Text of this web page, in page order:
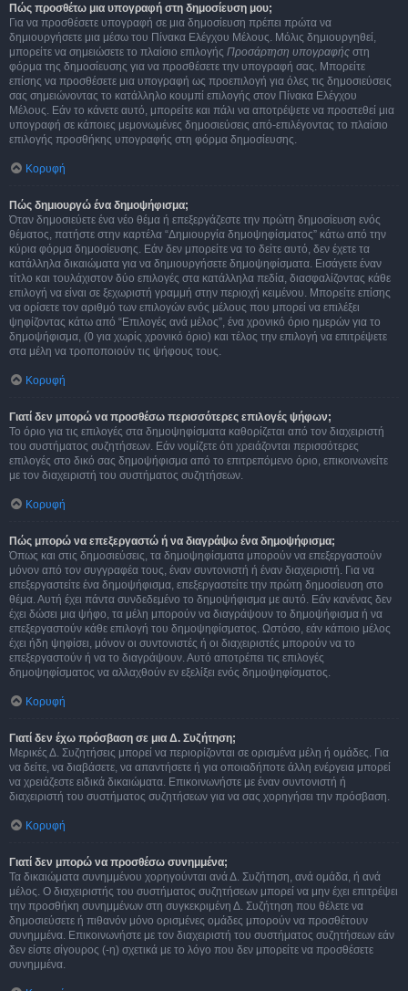
Πώς προσθέτω μια υπογραφή στη δημοσίευση μου;
Για να προσθέσετε υπογραφή σε μια δημοσίευση πρέπει πρώτα να
δημιουργήσετε μια μέσω του Πίνακα Ελέγχου Μέλους. Μόλις δημιουργηθεί,
μπορείτε να σημειώσετε το πλαίσιο επιλογής Προσάρτηση υπογραφής στη
φόρμα της δημοσίευσης για να προσθέσετε την υπογραφή σας. Μπορείτε
επίσης να προσθέσετε μια υπογραφή ως προεπιλογή για όλες τις δημοσιεύσεις
σας σημειώνοντας το κατάλληλο κουμπί επιλογής στον Πίνακα Ελέγχου
Μέλους. Εάν το κάνετε αυτό, μπορείτε και πάλι να αποτρέψετε να προστεθεί μια
υπογραφή σε κάποιες μεμονωμένες δημοσιεύσεις από-επιλέγοντας το πλαίσιο
επιλογής προσθήκης υπογραφής στη φόρμα δημοσίευσης.
Κορυφή
Πώς δημιουργώ ένα δημοψήφισμα;
Όταν δημοσιεύετε ένα νέο θέμα ή επεξεργάζεστε την πρώτη δημοσίευση ενός
θέματος, πατήστε στην καρτέλα “Δημιουργία δημοψηφίσματος” κάτω από την
κύρια φόρμα δημοσίευσης. Εάν δεν μπορείτε να το δείτε αυτό, δεν έχετε τα
κατάλληλα δικαιώματα για να δημιουργήσετε δημοψηφίσματα. Εισάγετε έναν
τίτλο και τουλάχιστον δύο επιλογές στα κατάλληλα πεδία, διασφαλίζοντας κάθε
επιλογή να είναι σε ξεχωριστή γραμμή στην περιοχή κειμένου. Μπορείτε επίσης
να ορίσετε τον αριθμό των επιλογών ενός μέλους που μπορεί να επιλέξει
ψηφίζοντας κάτω από “Επιλογές ανά μέλος”, ένα χρονικό όριο ημερών για το
δημοψήφισμα, (0 για χωρίς χρονικό όριο) και τέλος την επιλογή να επιτρέψετε
στα μέλη να τροποποιούν τις ψήφους τους.
Κορυφή
Γιατί δεν μπορώ να προσθέσω περισσότερες επιλογές ψήφων;
Το όριο για τις επιλογές στα δημοψηφίσματα καθορίζεται από τον διαχειριστή
του συστήματος συζητήσεων. Εάν νομίζετε ότι χρειάζονται περισσότερες
επιλογές στο δικό σας δημοψήφισμα από το επιτρεπόμενο όριο, επικοινωνείτε
με τον διαχειριστή του συστήματος συζητήσεων.
Κορυφή
Πώς μπορώ να επεξεργαστώ ή να διαγράψω ένα δημοψήφισμα;
Όπως και στις δημοσιεύσεις, τα δημοψηφίσματα μπορούν να επεξεργαστούν
μόνον από τον συγγραφέα τους, έναν συντονιστή ή έναν διαχειριστή. Για να
επεξεργαστείτε ένα δημοψήφισμα, επεξεργαστείτε την πρώτη δημοσίευση στο
θέμα. Αυτή έχει πάντα συνδεδεμένο το δημοψήφισμα με αυτό. Εάν κανένας δεν
έχει δώσει μια ψήφο, τα μέλη μπορούν να διαγράψουν το δημοψήφισμα ή να
επεξεργαστούν κάθε επιλογή του δημοψηφίσματος. Ωστόσο, εάν κάποιο μέλος
έχει ήδη ψηφίσει, μόνον οι συντονιστές ή οι διαχειριστές μπορούν να το
επεξεργαστούν ή να το διαγράψουν. Αυτό αποτρέπει τις επιλογές
δημοψηφίσματος να αλλαχθούν εν εξελίξει ενός δημοψηφίσματος.
Κορυφή
Γιατί δεν έχω πρόσβαση σε μια Δ. Συζήτηση;
Μερικές Δ. Συζητήσεις μπορεί να περιορίζονται σε ορισμένα μέλη ή ομάδες. Για
να δείτε, να διαβάσετε, να απαντήσετε ή για οποιαδήποτε άλλη ενέργεια μπορεί
να χρειάζεστε ειδικά δικαιώματα. Επικοινωνήστε με έναν συντονιστή ή
διαχειριστή του συστήματος συζητήσεων για να σας χορηγήσει την πρόσβαση.
Κορυφή
Γιατί δεν μπορώ να προσθέσω συνημμένα;
Τα δικαιώματα συνημμένου χορηγούνται ανά Δ. Συζήτηση, ανά ομάδα, ή ανά
μέλος. Ο διαχειριστής του συστήματος συζητήσεων μπορεί να μην έχει επιτρέψει
την προσθήκη συνημμένων στη συγκεκριμένη Δ. Συζήτηση που θέλετε να
δημοσιεύσετε ή πιθανόν μόνο ορισμένες ομάδες μπορούν να προσθέτουν
συνημμένα. Επικοινωνήστε με τον διαχειριστή του συστήματος συζητήσεων εάν
δεν είστε σίγουρος (-η) σχετικά με το λόγο που δεν μπορείτε να προσθέσετε
συνημμένα.